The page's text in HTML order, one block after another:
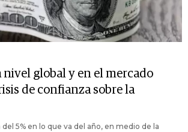
nivel global y en el mercado
de confianza sobre la
5% en lo que va del año, en medio de la